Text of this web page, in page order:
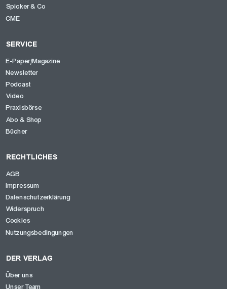
Spicker & Co
CME
SERVICE
E-Paper/Magazine
Newsletter
Podcast
Video
Praxisbörse
Abo & Shop
Bücher
RECHTLICHES
AGB
Impressum
Datenschutzerklärung
Widerspruch
Cookies
Nutzungsbedingungen
DER VERLAG
Über uns
Unser Team